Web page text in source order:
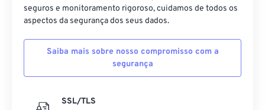
seguros e monitoramento rigoroso, cuidamos de todos os
aspectos da segurança dos seus dados.
Saiba mais sobre nosso compromisso com a
segurança
SSL/TLS